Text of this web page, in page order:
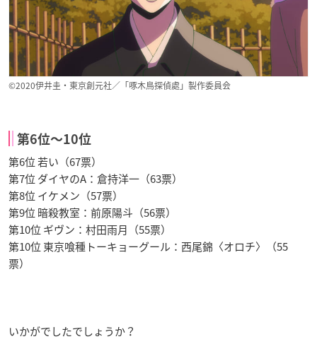
©2020伊井圭・東京創元社／「啄木鳥探偵處」製作委員会
第6位〜10位
第6位 若い（67票）
第7位 ダイヤのA：倉持洋一（63票）
第8位 イケメン（57票）
第9位 暗殺教室：前原陽斗（56票）
第10位 ギヴン：村田雨月（55票）
第10位 東京喰種トーキョーグール：西尾錦〈オロチ〉（55
票）
いかがでしたでしょうか？